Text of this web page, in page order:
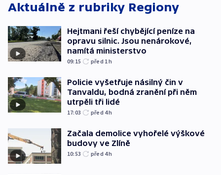
Aktuálně z rubriky Regiony
Hejtmani řeší chybějící peníze na
opravu silnic. Jsou nenárokové,
namítá ministerstvo
09:15 před 1h
Policie vyšetřuje násilný čin v
Tanvaldu, bodná zranění při něm
utrpěli tři lidé
17:03 před 4h
Začala demolice vyhořelé výškové
budovy ve Zlíně
10:53 před 4h